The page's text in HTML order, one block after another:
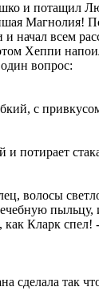
потащил
Магнолия!
всем
Хеппи
вопрос:
с
волосы
пыльцу,
как Кларк
так